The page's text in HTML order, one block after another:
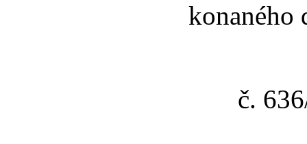
konaného
č.